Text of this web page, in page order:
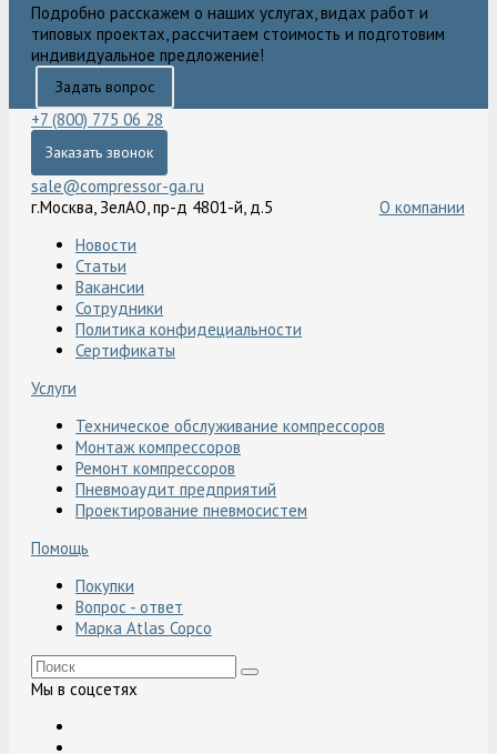
Подробно расскажем о наших услугах, видах работ и
типовых проектах, рассчитаем стоимость и подготовим
индивидуальное предложение!
Задать вопрос
+7 (800) 775 06 28
Заказать звонок
sale@compressor-ga.ru
г.Москва, ЗелАО, пр-д 4801-й, д.5
О компании
Новости
Статьи
Вакансии
Сотрудники
Политика конфидециальности
Сертификаты
Услуги
Техническое обслуживание компрессоров
Монтаж компрессоров
Ремонт компрессоров
Пневмоаудит предприятий
Проектирование пневмосистем
Помощь
Покупки
Вопрос - ответ
Марка Atlas Copco
Мы в соцсетях